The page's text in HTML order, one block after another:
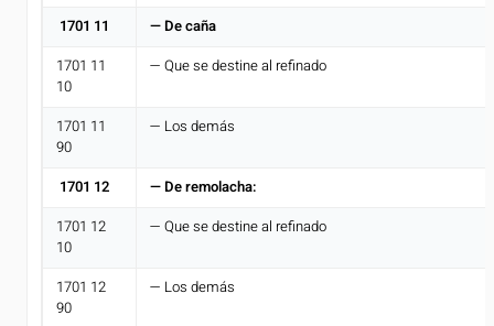
1701 11
— De caña
1701 11
10
— Que se destine al refinado
1701 11
90
— Los demás
1701 12
— De remolacha:
1701 12
10
— Que se destine al refinado
1701 12
90
— Los demás